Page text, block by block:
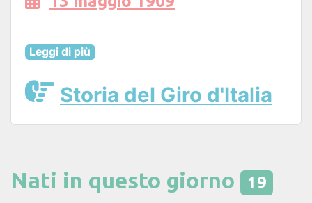
Leggi di più
Storia del Giro d'Italia
Nati in questo giorno 19